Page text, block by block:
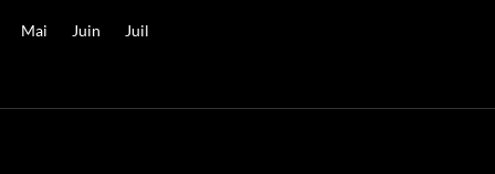
Mai Juin Juil